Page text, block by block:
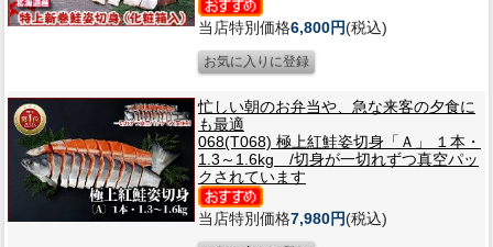
当店特別価格6,800円(税込)
忙しい朝のお弁当や、急な来客の夕食に
も最適
068(T068) 極上紅鮭姿切身「Ａ」 １本・
1.3～1.6kg /切身が一切れずつ真空パッ
クされています
当店特別価格7,980円(税込)